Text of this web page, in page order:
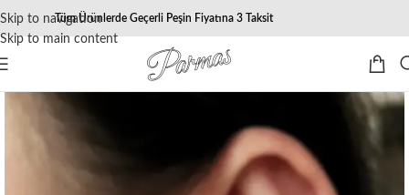
Skip to navigation
Skip to main content
Tüm Ürünlerde Geçerli Peşin Fiyatına 3 Taksit